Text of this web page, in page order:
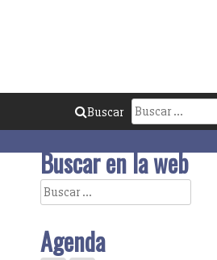
Buscar:
Buscar
Buscar en la web
Buscar:
Agenda